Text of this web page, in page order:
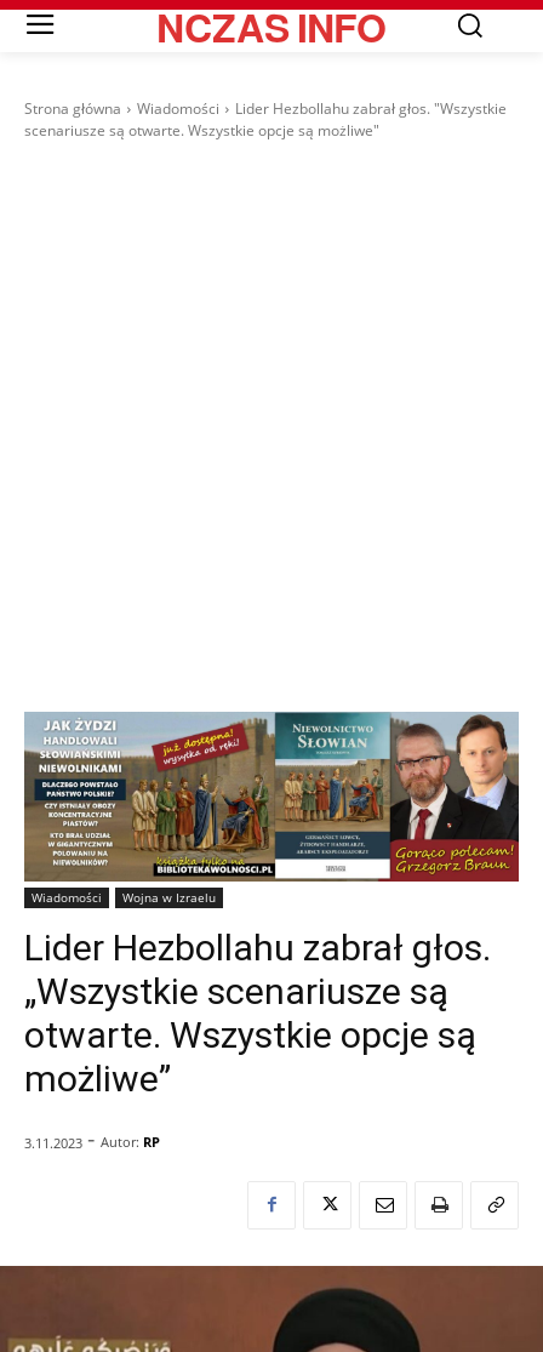
NCZASINFO
Strona główna Wiadomości
Lider Hezbollahu zabrał głos. "Wszystkie
scenariusze są otwarte. Wszystkie opcje są możliwe"
Wiadomości Wojna w Izraelu
Lider Hezbollahu zabrał głos.
„Wszystkie scenariusze są
otwarte. Wszystkie opcje są
możliwe”
3.11.2023 - Autor: RP